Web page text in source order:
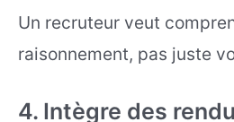
Un recruteur veut
raisonnement, pas juste
4. Intègre des